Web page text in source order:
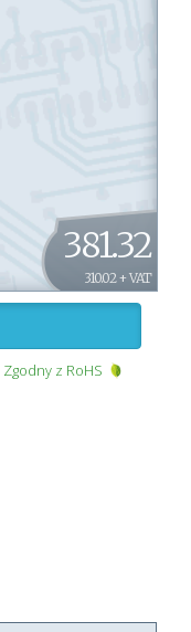
381.32
310.02 + VAT
Zgodny z RoHS